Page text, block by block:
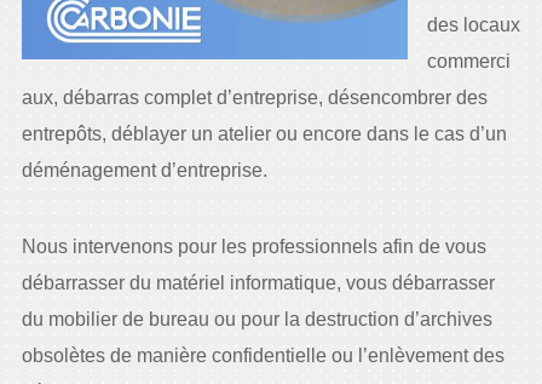
des locaux
commerci
aux, débarras complet d’entreprise, désencombrer des
entrepôts, déblayer un atelier ou encore dans le cas d’un
déménagement d’entreprise.
Nous intervenons pour les professionnels afin de vous
débarrasser du matériel informatique, vous débarrasser
du mobilier de bureau ou pour la destruction d’archives
obsolètes de manière confidentielle ou l’enlèvement des